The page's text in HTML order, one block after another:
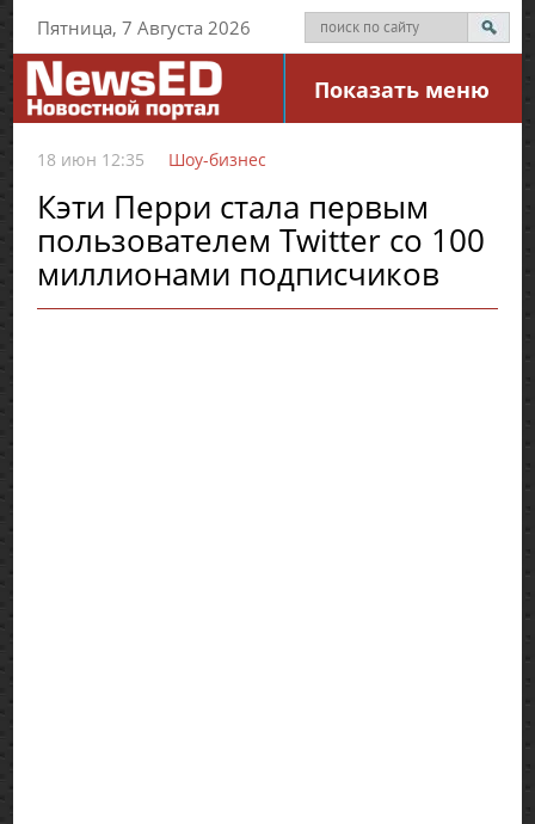
Пятница, 7 Августа 2026
Показать меню
18 июн 12:35 Шоу-бизнес
Кэти Перри стала первым
пользователем Twitter со 100
миллионами подписчиков